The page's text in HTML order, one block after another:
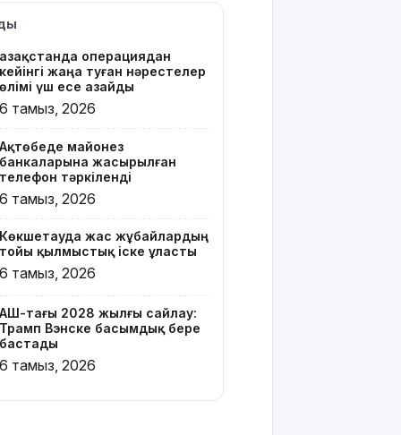
бастады
Онлайн-
казиноны
жарнамалаған
Қайсар
жылға
сотталуы
мүмкін
облысында
жылына 6
мың тонна
өндіретін
құс
фабрикасы
ашылды
Қазақстанда операциядан
кейінгі жаңа туған нәрестелер
өлімі үш есе азайды
6 тамыз, 2026
Ақтөбеде майонез
банкаларына жасырылған
телефон тәркіленді
6 тамыз, 2026
Көкшетауда жас жұбайлардың
тойы қылмыстық іске ұласты
6 тамыз, 2026
АҚШ-тағы 2028 жылғы сайлау:
Трамп Вэнске басымдық бере
бастады
6 тамыз, 2026